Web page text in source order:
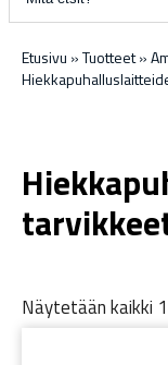
Etusivu »Tuotteet»
Näytetään kaikki